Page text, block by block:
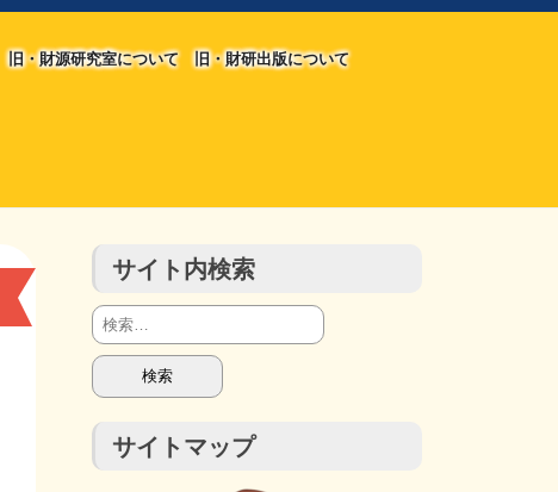
旧・財源研究室について 旧・財研出版について
サイト内検索
検
索:
サイトマップ